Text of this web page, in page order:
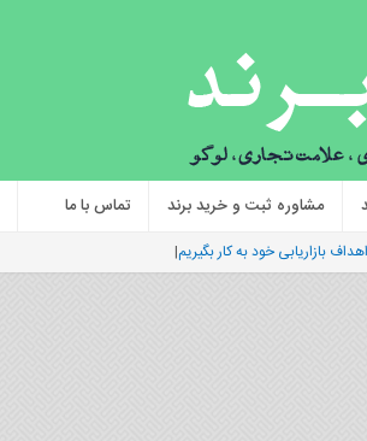
مشاوره ثبت و خرید برند تماس با ما
بازاریابی خود به کار بگیریم؟